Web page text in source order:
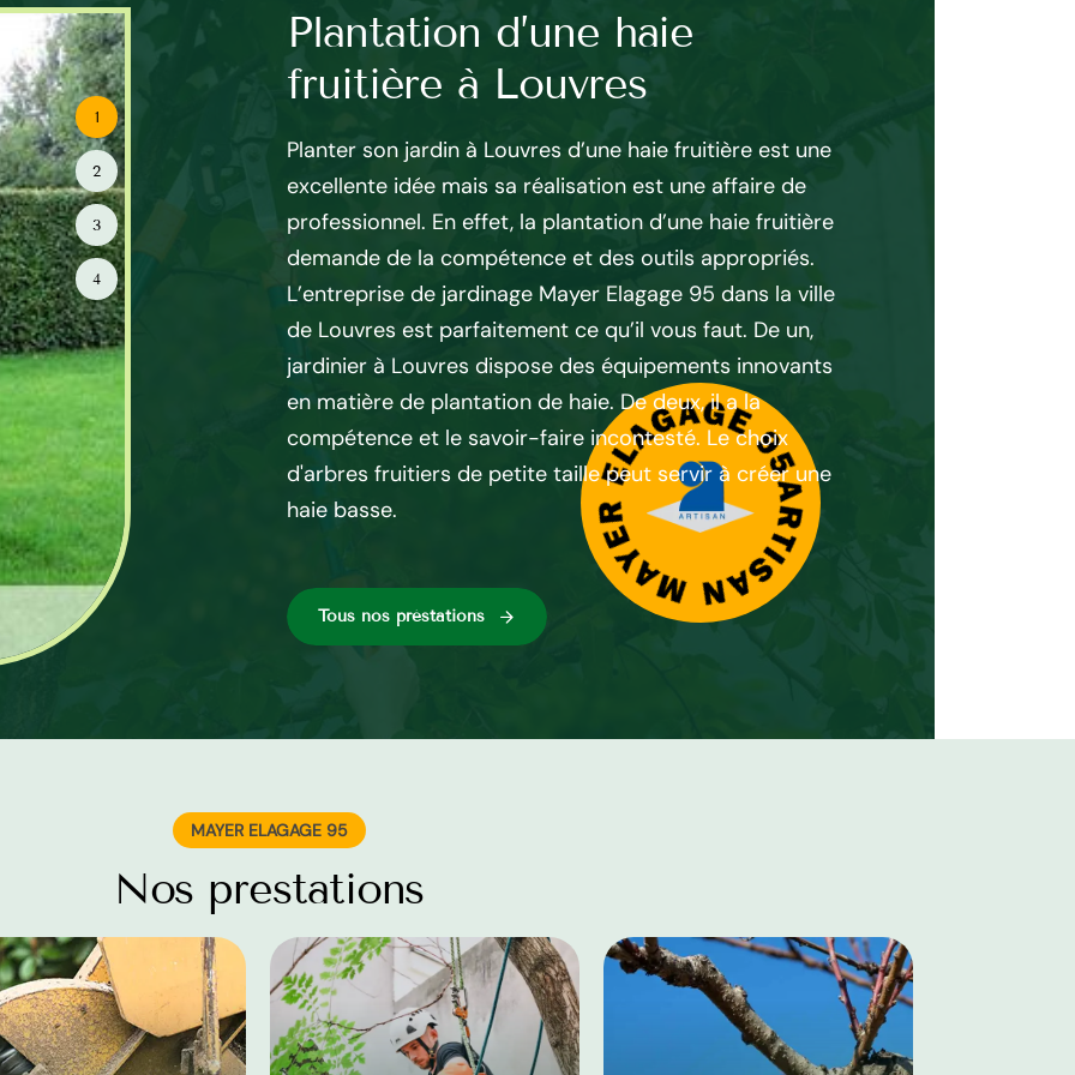
95 : l’expert
Elagage 95 est en
panel de prestations
en haies à Louvres.
paysagiste à
de la taille de haies,
Jardinier à Louvres
de qualités et des
Les interventions
et fatigantes,
en jardinage
convenable pour profiter
Plantation d’une haie
fruitière à Louvres
Planter son jardin à Louvres d’une haie fruitière est une
excellente idée mais sa réalisation est une affaire de
professionnel. En effet, la plantation d’une haie fruitière
demande de la compétence et des outils appropriés.
L’entreprise de jardinage Mayer Elagage 95 dans la ville
de Louvres est parfaitement ce qu’il vous faut. De un,
jardinier à Louvres dispose des équipements innovants
en matière de plantation de haie. De deux, il a la
compétence et le savoir-faire incontesté. Le choix
d'arbres fruitiers de petite taille peut servir à créer une
haie basse.
1
2
3
4
Tous nos préstations
MAYER ELAGAGE 95
Nos prestations